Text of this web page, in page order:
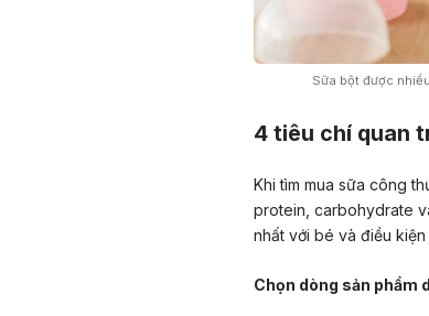
Sữa bột được
4 tiêu chí quan
Khi tìm mua sữa công
protein, carbohydrate
nhất với bé và điều
Chọn dòng sản phẩm